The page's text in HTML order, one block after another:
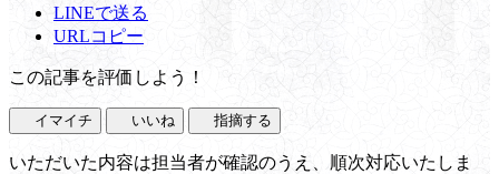
LINEで送る
URLコピー
この記事を評価しよう！
イマイチ いいね 指摘する
いただいた内容は担当者が確認のうえ、順次対応いたしま